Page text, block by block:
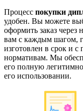
Процесс покупки
удобен. Вы можете
оформить заказ
вам с каждым шагом,
изготовлен в срок и
нормативам. Мы
его полную
его использовании.